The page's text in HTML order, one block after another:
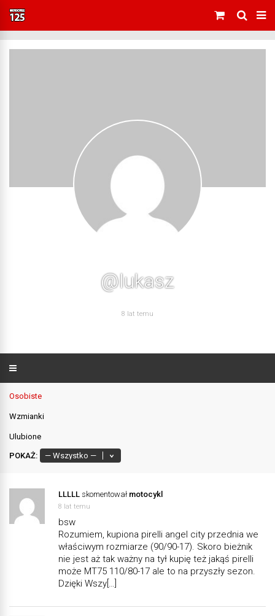
@lukasz
8 lat temu
Osobiste
Wzmianki
Ulubione
POKAŻ:
LLLLL skomentował motocykl
8 lat temu
bsw
Rozumiem, kupiona pirelli angel city przednia we
właściwym rozmiarze (90/90-17). Skoro bieżnik
nie jest aż tak ważny na tył kupię też jakąś pirelli
może MT75 110/80-17 ale to na przyszły sezon.
Dzięki Wszy[…]